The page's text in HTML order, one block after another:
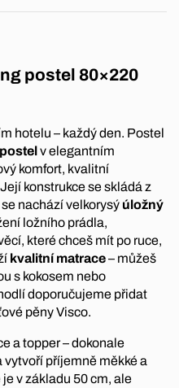
postel 80×220
hotelu – každý den. Postel
v elegantním
komfort, kvalitní
konstrukce se skládá z
se nachází velkorysý úložný
ložního prádla,
které chceš mít po ruce,
kvalitní matrace– můžeš
s kokosem nebo
doporučujeme přidat
pěny Visco.
a topper – dokonale
vytvoří příjemně měkké a
v základu 50 cm, ale